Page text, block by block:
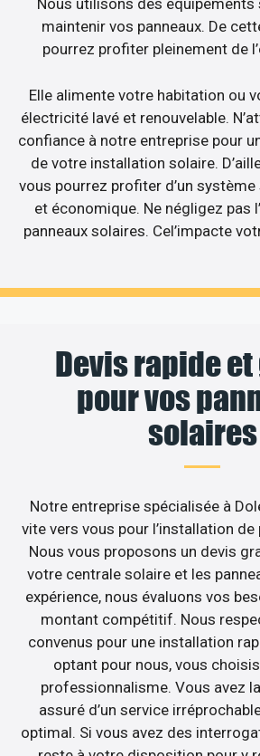
Nous utilisons des équipements
maintenir vos panneaux. De
pourrez profiter pleinement de
Elle alimente votre habitation ou
électricité lavé et renouvelable.
confiance à notre entreprise pour
de votre installation solaire.
vous pourrez profiter d’un
et économique. Ne négligez pas
panneaux solaires. Cel’impacte
Devis rapide
pour vos
solaires
Notre entreprise spécialisée à
vite vers vous pour l’installation de
Nous vous proposons un devis
votre centrale solaire et les
expérience, nous évaluons vos
montant compétitif. Nous
convenus pour une installation
optant pour nous, vous
professionnalisme. Vous avez
assuré d’un service
optimal. Si vous avez des